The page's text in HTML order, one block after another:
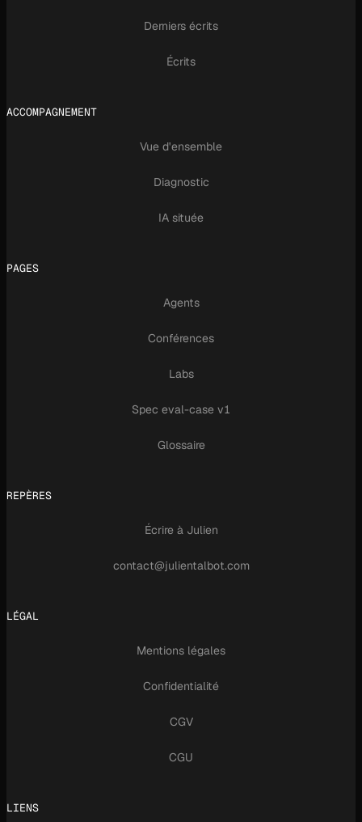
Derniers écrits
Écrits
ACCOMPAGNEMENT
Vue d'ensemble
Diagnostic
IA située
PAGES
Agents
Conférences
Labs
Spec eval-case v1
Glossaire
REPÈRES
Écrire à Julien
contact@julientalbot.com
LÉGAL
Mentions légales
Confidentialité
CGV
CGU
LIENS